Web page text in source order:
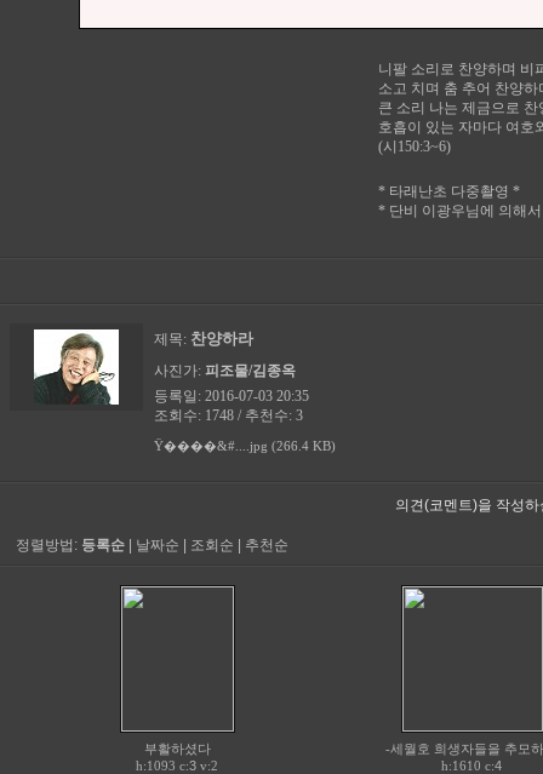
니팔 소리로 찬양하며 비
소고 치며 춤 추어 찬양
큰 소리 나는 제금으로
호흡이 있는 자마다 여호
(시150:3~6)
* 타래난초 다중촬영 *
* 단비 이광우님에 의해
제목: 찬양하라
사진가: 피조물/김종옥
등록일: 2016-07-03 20:35
조회수: 1748 / 추천수: 3
Ÿ����&#....jpg (266.4 KB)
의견(코멘트)을 작성
정렬방법: 등록순 날짜순 조회순 추천순
부활하셨다
h:1093 c:3 v:2
-세월호 희생자들을 추모
h:1610 c:4